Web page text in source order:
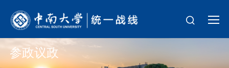
参政议政